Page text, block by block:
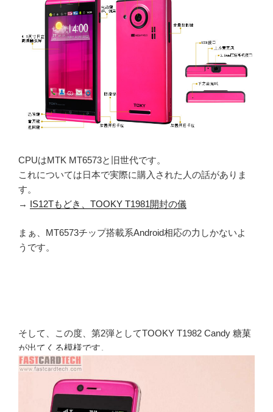
CPUはMTK MT6573と旧世代です。
これについては日本で実際に購入された人の話がありま
す。
→ IS12Tもどき、TOOKY T1981開封の儀
まぁ、MT6573チップ搭載系Android相応の力しかないよ
うです。
そして、この度、第2弾としてTOOKY T1982 Candy 糖菓
が出てくる模様です。